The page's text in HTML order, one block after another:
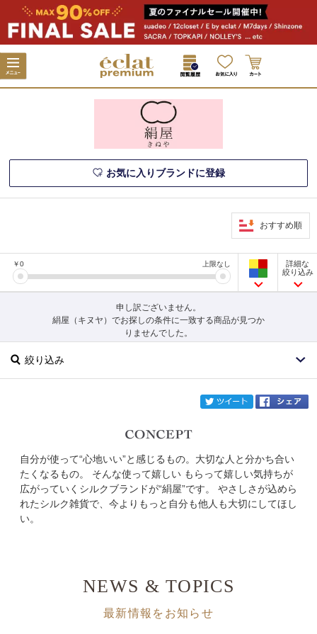
お気に入りブランドに登録
おすすめ順
￥0 上限なし
詳細な
絞り込み
申し訳ございません。
絹屋（キヌヤ）でお探しの条件に一致する商品が見つか
りませんでした。
絞り込み
ブランド 絹屋
カテゴリ
サイズ
自分が使って“心地いい”と感じるもの。大切な人と分かち合い
たくなるもの。 そんな使って嬉しい もらって嬉しい気持ちが
広がっていくシルクブランドが“絹屋”です。 やさしさが込めら
れたシルク雑貨で、今よりもっと自分も他人も大切にしてほし
い。
NEWS & TOPICS
最新情報をお知らせ